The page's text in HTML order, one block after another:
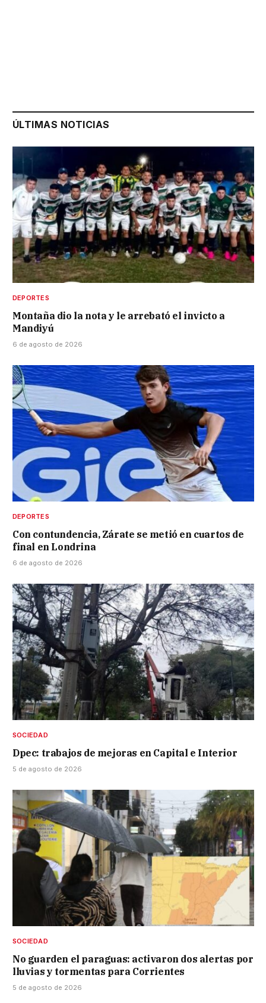
ÚLTIMAS NOTICIAS
DEPORTES
Montaña dio la nota y le arrebató el invicto a
Mandiyú
6 de agosto de 2026
DEPORTES
Con contundencia, Zárate se metió en cuartos de
final en Londrina
6 de agosto de 2026
SOCIEDAD
Dpec: trabajos de mejoras en Capital e Interior
5 de agosto de 2026
SOCIEDAD
No guarden el paraguas: activaron dos alertas por
lluvias y tormentas para Corrientes
5 de agosto de 2026